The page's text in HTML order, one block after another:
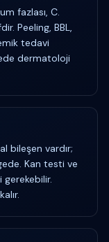
fazlası, C.
Peeling, BBL,
tedavi
dermatoloji
bileşen vardır;
Kan testi ve